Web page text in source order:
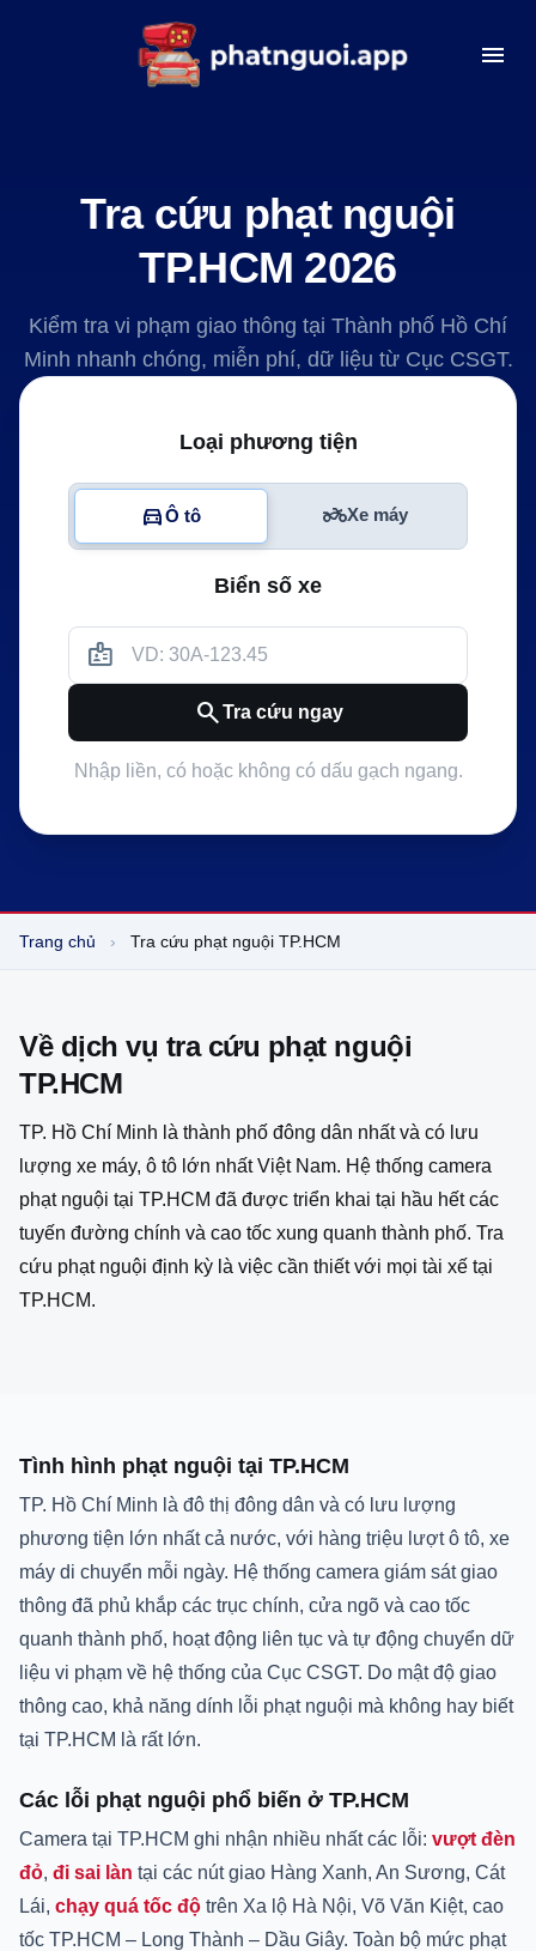
menu
Tra cứu phạt nguội
TP.HCM 2026
Kiểm tra vi phạm giao thông tại Thành phố Hồ Chí
Minh nhanh chóng, miễn phí, dữ liệu từ Cục CSGT.
Loại phương tiện
directions_carÔ tô two_wheelerXe máy
Biển số xe
badge
searchTra cứu ngay
Nhập liền, có hoặc không có dấu gạch ngang.
Trang chủ › Tra cứu phạt nguội TP.HCM
Về dịch vụ tra cứu phạt nguội
TP.HCM
TP. Hồ Chí Minh là thành phố đông dân nhất và có lưu
lượng xe máy, ô tô lớn nhất Việt Nam. Hệ thống camera
phạt nguội tại TP.HCM đã được triển khai tại hầu hết các
tuyến đường chính và cao tốc xung quanh thành phố. Tra
cứu phạt nguội định kỳ là việc cần thiết với mọi tài xế tại
TP.HCM.
Tình hình phạt nguội tại TP.HCM
TP. Hồ Chí Minh là đô thị đông dân và có lưu lượng
phương tiện lớn nhất cả nước, với hàng triệu lượt ô tô, xe
máy di chuyển mỗi ngày. Hệ thống camera giám sát giao
thông đã phủ khắp các trục chính, cửa ngõ và cao tốc
quanh thành phố, hoạt động liên tục và tự động chuyển dữ
liệu vi phạm về hệ thống của Cục CSGT. Do mật độ giao
thông cao, khả năng dính lỗi phạt nguội mà không hay biết
tại TP.HCM là rất lớn.
Các lỗi phạt nguội phổ biến ở TP.HCM
Camera tại TP.HCM ghi nhận nhiều nhất các lỗi: vượt đèn
đỏ, đi sai làn tại các nút giao Hàng Xanh, An Sương, Cát
Lái, chạy quá tốc độ trên Xa lộ Hà Nội, Võ Văn Kiệt, cao
tốc TP.HCM – Long Thành – Dầu Giây. Toàn bộ mức phạt